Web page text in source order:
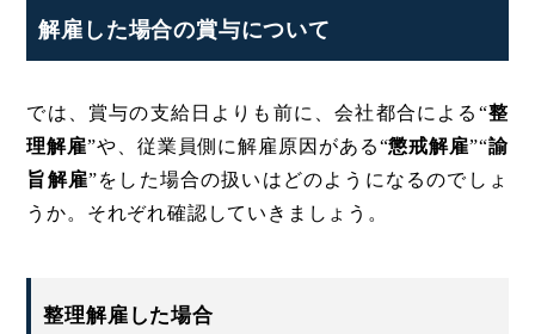
解雇した場合の賞与について
では、賞与の支給日よりも前に、会社都合による“整
理解雇”や、従業員側に解雇原因がある“懲戒解雇”“諭
旨解雇”をした場合の扱いはどのようになるのでしょ
うか。それぞれ確認していきましょう。
整理解雇した場合